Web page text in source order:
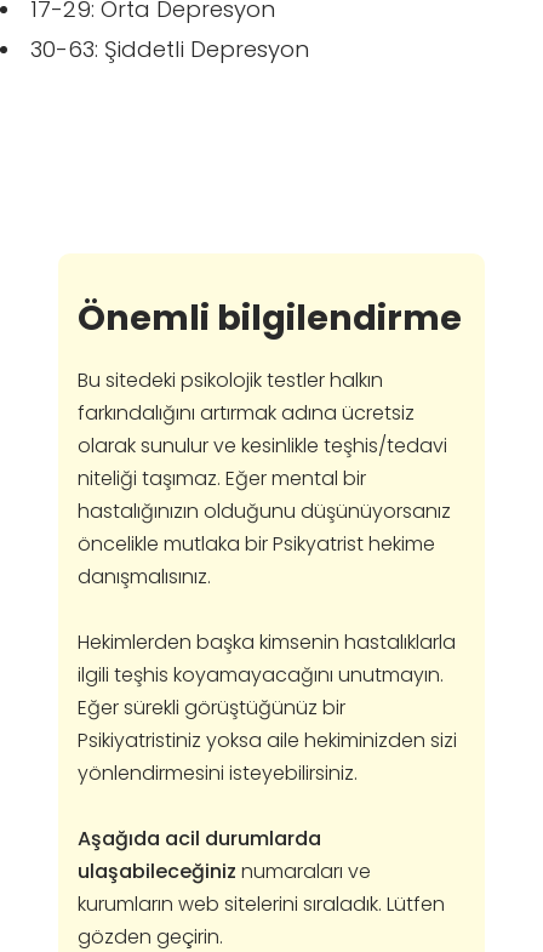
17-29: Orta Depresyon
30-63: Şiddetli Depresyon
Önemli bilgilendirme
Bu sitedeki psikolojik testler halkın
farkındalığını artırmak adına ücretsiz
olarak sunulur ve kesinlikle teşhis/tedavi
niteliği taşımaz. Eğer mental bir
hastalığınızın olduğunu düşünüyorsanız
öncelikle mutlaka bir Psikyatrist hekime
danışmalısınız.
Hekimlerden başka kimsenin hastalıklarla
ilgili teşhis koyamayacağını unutmayın.
Eğer sürekli görüştüğünüz bir
Psikiyatristiniz yoksa aile hekiminizden sizi
yönlendirmesini isteyebilirsiniz.
Aşağıda acil durumlarda
ulaşabileceğiniz numaraları ve
kurumların web sitelerini sıraladık. Lütfen
gözden geçirin.